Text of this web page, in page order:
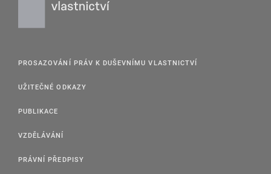
PROSAZOVÁNÍ PRÁV K DUŠEVNÍMU VLASTNICTVÍ
UŽITEČNÉ ODKAZY
PUBLIKACE
VZDĚLÁVÁNÍ
PRÁVNÍ PŘEDPISY